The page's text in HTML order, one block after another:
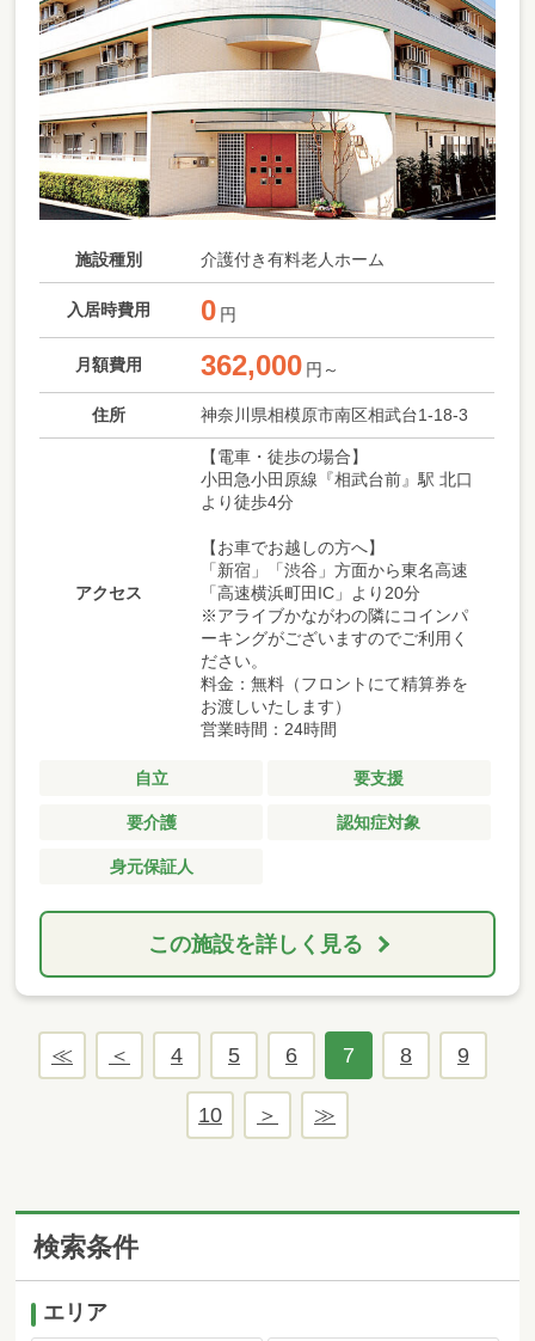
施設種別 介護付き有料老人ホーム
入居時費用 0 円
月額費用 362,000 円～
住所 神奈川県相模原市南区相武台1-18-3
アクセス
【電車・徒歩の場合】
小田急小田原線『相武台前』駅 北口
より徒歩4分
【お車でお越しの方へ】
「新宿」「渋谷」方面から東名高速
「高速横浜町田IC」より20分
※アライブかながわの隣にコインパ
ーキングがございますのでご利用く
ださい。
料金：無料（フロントにて精算券を
お渡しいたします）
営業時間：24時間
自立 要支援
要介護 認知症対象
身元保証人
この施設を詳しく見る
4 5 6 7 8 9
10
検索条件
エリア